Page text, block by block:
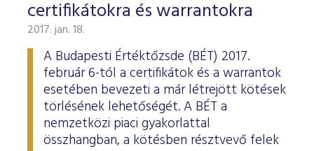
certifikátokra és warrantokra
2017. jan. 18.
A Budapesti Értéktőzsde (BÉT) 2017.
február 6-tól a certifikátok és a warrantok
esetében bevezeti a már létrejött kötések
törlésének lehetőségét. A BÉT a
nemzetközi piaci gyakorlattal
összhangban, a kötésben résztvevő felek